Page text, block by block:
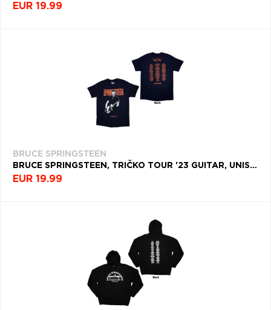
EUR 19.99
BRUCE SPRINGSTEEN
BRUCE SPRINGSTEEN, TRIČKO TOUR '23 GUITAR, UNISEX, MODRÁ
EUR 19.99